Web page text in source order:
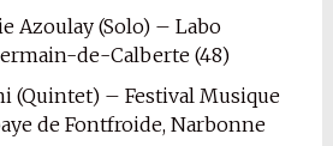
Azoulay (Solo) – Labo
de-Calberte (48)
(Quintet) – Festival Musique
de Fontfroide, Narbonne